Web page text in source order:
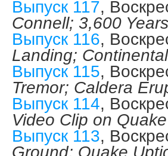
Выпуск 117,
Connell; 3,600
Выпуск 116,
Landing;
Выпуск 115,
Tremor; Caldera
Выпуск 114,
Video Clip on
Выпуск 113,
Ground; Quake